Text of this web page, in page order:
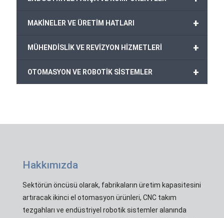
+
MAKİNELER VE ÜRETİM HATLARI
+
MÜHENDİSLİK VE REVİZYON HİZMETLERİ
+
OTOMASYON VE ROBOTİK SİSTEMLER
Hakkımızda
Sektörün öncüsü olarak, fabrikaların üretim kapasitesini
artıracak ikinci el otomasyon ürünleri, CNC takım
tezgahları ve endüstriyel robotik sistemler alanında